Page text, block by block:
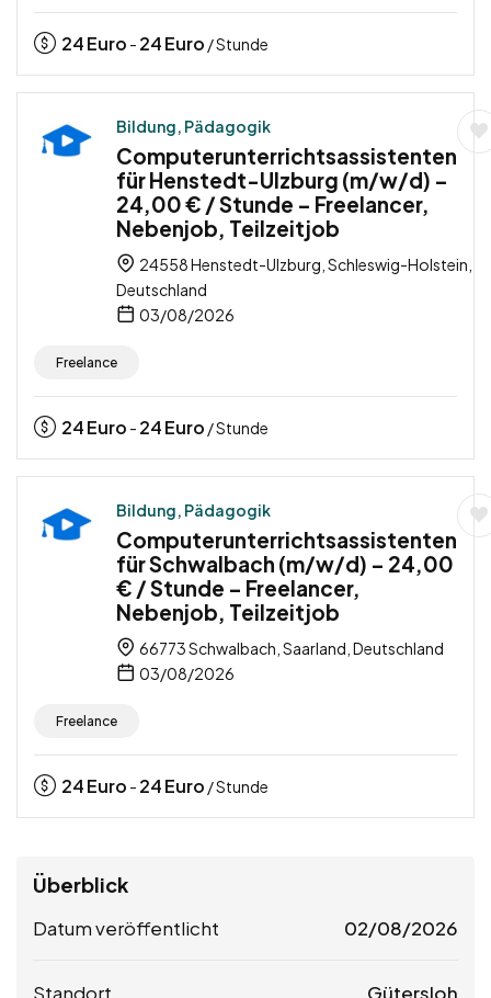
24Euro - 24Euro / Stunde
Bildung, Pädagogik
Computerunterrichtsassistenten
für Henstedt-Ulzburg (m/w/d) –
24,00 € / Stunde – Freelancer,
Nebenjob, Teilzeitjob
24558 Henstedt-Ulzburg, Schleswig-Holstein,
Deutschland
03/08/2026
Freelance
24Euro - 24Euro / Stunde
Bildung, Pädagogik
Computerunterrichtsassistenten
für Schwalbach (m/w/d) – 24,00
€ / Stunde – Freelancer,
Nebenjob, Teilzeitjob
66773 Schwalbach, Saarland, Deutschland
03/08/2026
Freelance
24Euro - 24Euro / Stunde
Überblick
Datum veröffentlicht 02/08/2026
Standort Gütersloh